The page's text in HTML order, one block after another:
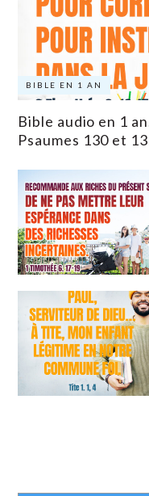
BIBLE EN 1 AN
Bible audio en 1
Psaumes 130 et